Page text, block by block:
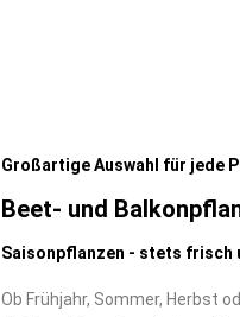
Großartige Auswahl für jede
Beet- und
Saisonpflanzen - stets frisch
Ob Frühjahr, Sommer, Herbst